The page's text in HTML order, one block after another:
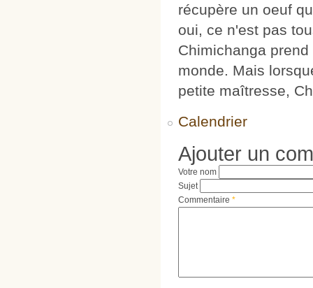
récupère un oeuf
oui, ce n'est pas
Chimichanga
monde. Mais
petite maîtresse,
Calendrier
Ajouter un
Votre nom
Sujet
Commentaire *